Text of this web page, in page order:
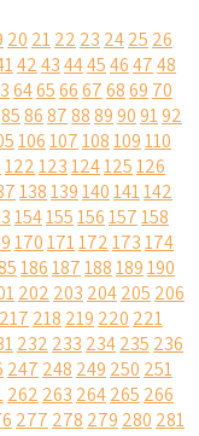
20 2122 23 2425 26
42434445464748
646566676869 70
8586878889909192
106107108109110
122123124125126
138139140141142
154155156157158
170171172173174
186187188189190
202 203 204205 206
217 218 219 220 221
232 233 234235 236
247 248 249 250 251
262 263 264265 266
277 278 279 280 281